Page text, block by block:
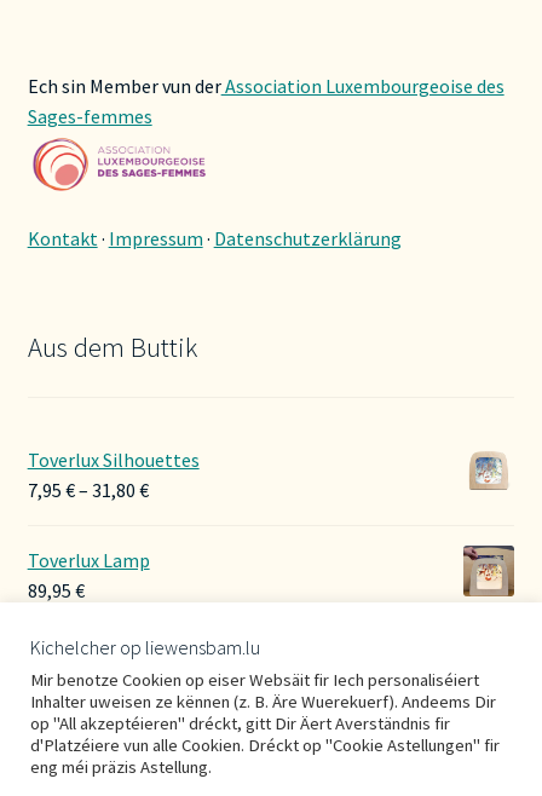
Ech sin Member vun derAssociation Luxembourgeoise des
Sages-femmes
Kontakt· Impressum · Datenschutzerklärung
Aus dem Buttik
Toverlux Silhouettes
7,95 €– 31,80 €Preisspanne:
Toverlux Lamp
89,95 €
Hoerbänner Wollwalk
29,00€
Kichelcher op liewensbam.lu
Mir benotze Cookien op eiser Websäit fir Iech personaliséiert
Inhalter uweisen ze kënnen (z. B. Äre Wuerekuerf). Andeems Dir
op "All akzeptéieren" dréckt, gitt Dir Äert Averständnis fir
d'Platzéiere vun alle Cookien. Dréckt op "Cookie Astellungen" fir
eng méi präzis Astellung.